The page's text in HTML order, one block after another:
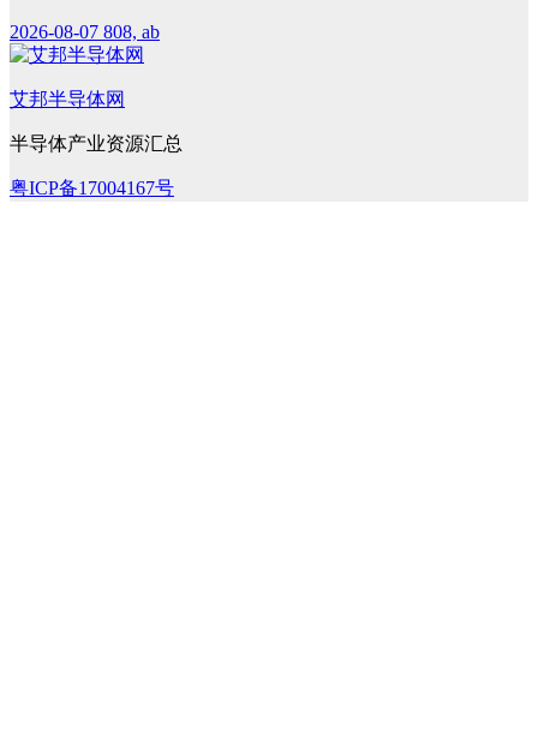
2026-08-07 808, ab
艾邦半导体网
半导体产业资源汇总
粤ICP备17004167号